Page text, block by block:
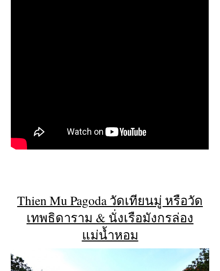
Thien Mu Pagodaวัดเทียนมู่ หรือวัด
เทพธิดาราม & นั่งเรือมังกรล่อง
แม่น้ำหอม